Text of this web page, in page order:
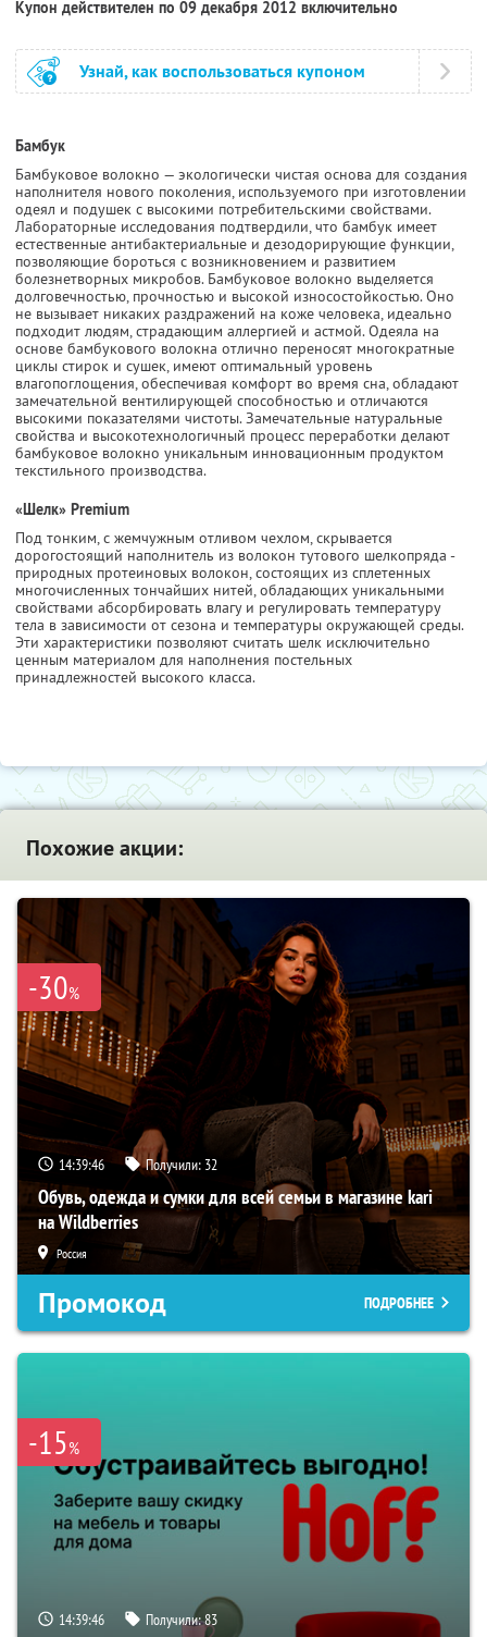
Купон действителен по 09 декабря 2012 включительно
Узнай, как воспользоваться купоном
Бамбук
Бамбуковое волокно — экологически чистая основа для создания
наполнителя нового поколения, используемого при изготовлении
одеял и подушек с высокими потребительскими свойствами.
Лабораторные исследования подтвердили, что бамбук имеет
естественные антибактериальные и дезодорирующие функции,
позволяющие бороться с возникновением и развитием
болезнетворных микробов. Бамбуковое волокно выделяется
долговечностью, прочностью и высокой износостойкостью. Оно
не вызывает никаких раздражений на коже человека, идеально
подходит людям, страдающим аллергией и астмой. Одеяла на
основе бамбукового волокна отлично переносят многократные
циклы стирок и сушек, имеют оптимальный уровень
влагопоглощения, обеспечивая комфорт во время сна, обладают
замечательной вентилирующей способностью и отличаются
высокими показателями чистоты. Замечательные натуральные
свойства и высокотехнологичный процесс переработки делают
бамбуковое волокно уникальным инновационным продуктом
текстильного производства.
«Шелк» Premium
Под тонким, с жемчужным отливом чехлом, скрывается
дорогостоящий наполнитель из волокон тутового шелкопряда -
природных протеиновых волокон, состоящих из сплетенных
многочисленных тончайших нитей, обладающих уникальными
свойствами абсорбировать влагу и регулировать температуру
тела в зависимости от сезона и температуры окружающей среды.
Эти характеристики позволяют считать шелк исключительно
ценным материалом для наполнения постельных
принадлежностей высокого класса.
Похожие акции:
-30%
14:39:45 Получили: 32
Обувь, одежда и сумки для всей семьи в магазине kari
на Wildberries
Россия
Промокод ПОДРОБНЕЕ
-15%
14:39:45 Получили:83